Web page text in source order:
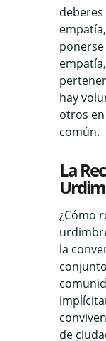
hay
otros
común.
La
¿Cómo
la
de